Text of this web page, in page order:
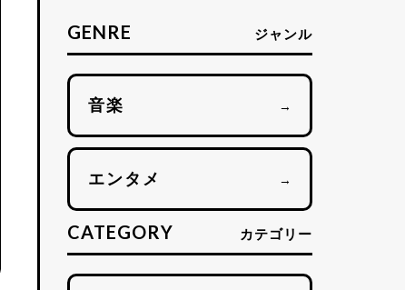
GENRE ジャンル
音楽 →
エンタメ →
CATEGORY カテゴリー